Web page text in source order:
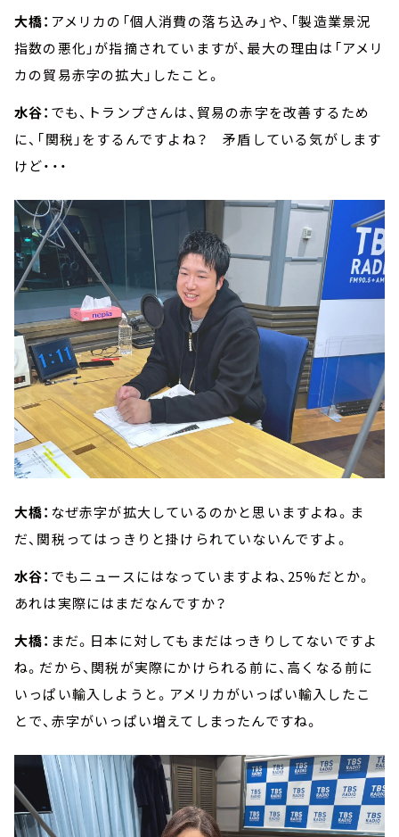
大橋： アメリカの「個人消費の落ち込み」や、「製造業景況
指数の悪化」が指摘されていますが、最大の理由は「アメリ
カの貿易赤字の拡大」したこと。
水谷： でも、トランプさんは、貿易の赤字を改善するため
に、「関税」をするんですよね？ 矛盾している気がします
けど・・・
大橋： なぜ赤字が拡大しているのかと思いますよね。ま
だ、関税ってはっきりと掛けられていないんですよ。
水谷： でもニュースにはなっていますよね、25%だとか。
あれは実際にはまだなんですか？
大橋： まだ。日本に対してもまだはっきりしてないですよ
ね。だから、関税が実際にかけられる前に、高くなる前に
いっぱい輸入しようと。アメリカがいっぱい輸入したこ
とで、赤字がいっぱい増えてしまったんですね。